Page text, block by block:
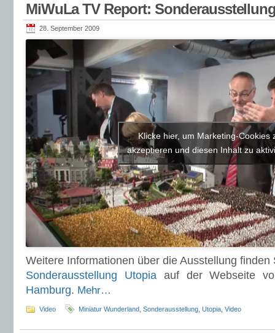
MiWuLa TV Report:
28. September 2009
Klicke hier, um Marketing-Cookies
akzeptieren und diesen Inhalt zu
Weitere Informationen über die Ausstellung finden
Sonderausstellung Utopia auf der Webseite
Hamburg. Mehr…
Video Miniatur Wunderland Sonderausstellung Utopia Video